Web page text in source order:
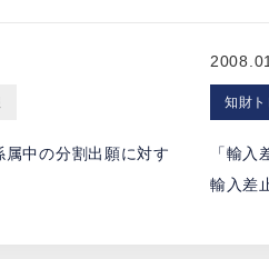
中の分割出願に対す
知財
「輸
輸入差